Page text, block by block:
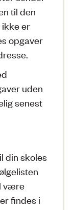
til den
er
opgaver
uden
senest
din skoles
være
findes i